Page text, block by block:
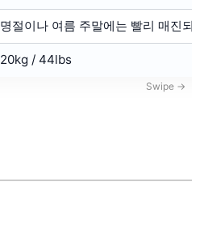
명절이나 여름 주말에는 빨리 매진되
20kg / 44lbs